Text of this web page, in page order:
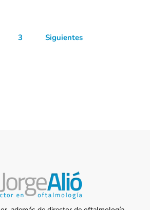
3 Siguientes